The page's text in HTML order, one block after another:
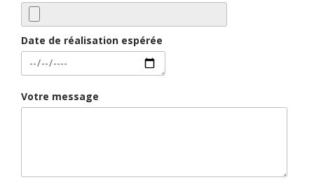
Date de réalisation espérée
Votre message